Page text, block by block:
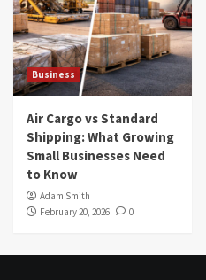
Business
Air Cargo vs Standard
Shipping: What Growing
Small Businesses Need
to Know
Adam Smith
February 20, 2026
0